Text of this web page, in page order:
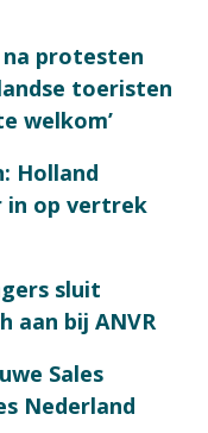
na protesten
toeristen
welkom’
Holland
in op vertrek
sluit
aan bij ANVR
Sales
Nederland